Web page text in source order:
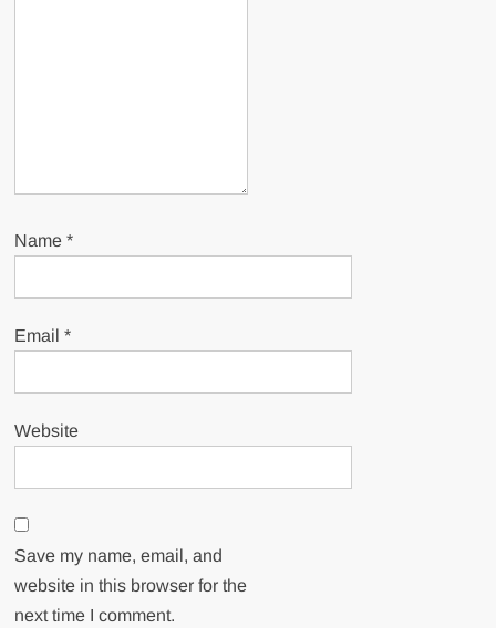
Name*
Email*
Website
Save my name, email, and
website in this browser for the
next time I comment.